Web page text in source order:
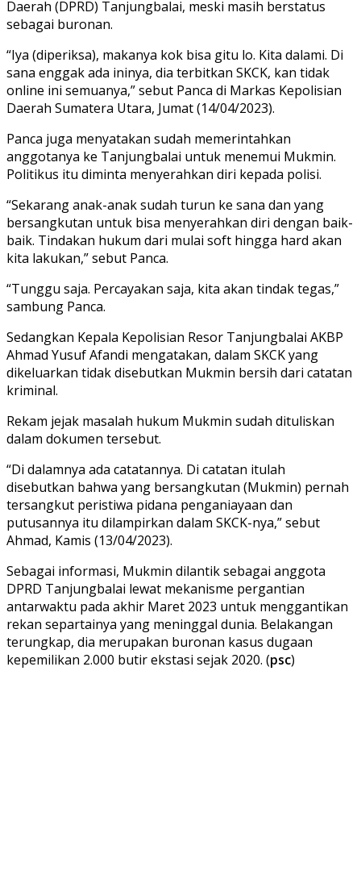
Daerah (DPRD) Tanjungbalai, meski masih berstatus
sebagai buronan.
“Iya (diperiksa), makanya kok bisa gitu lo. Kita dalami. Di
sana enggak ada ininya, dia terbitkan SKCK, kan tidak
online ini semuanya,” sebut Panca di Markas Kepolisian
Daerah Sumatera Utara, Jumat (14/04/2023).
Panca juga menyatakan sudah memerintahkan
anggotanya ke Tanjungbalai untuk menemui Mukmin.
Politikus itu diminta menyerahkan diri kepada polisi.
“Sekarang anak-anak sudah turun ke sana dan yang
bersangkutan untuk bisa menyerahkan diri dengan baik-
baik. Tindakan hukum dari mulai soft hingga hard akan
kita lakukan,” sebut Panca.
“Tunggu saja. Percayakan saja, kita akan tindak tegas,”
sambung Panca.
Sedangkan Kepala Kepolisian Resor Tanjungbalai AKBP
Ahmad Yusuf Afandi mengatakan, dalam SKCK yang
dikeluarkan tidak disebutkan Mukmin bersih dari catatan
kriminal.
Rekam jejak masalah hukum Mukmin sudah dituliskan
dalam dokumen tersebut.
“Di dalamnya ada catatannya. Di catatan itulah
disebutkan bahwa yang bersangkutan (Mukmin) pernah
tersangkut peristiwa pidana penganiayaan dan
putusannya itu dilampirkan dalam SKCK-nya,” sebut
Ahmad, Kamis (13/04/2023).
Sebagai informasi, Mukmin dilantik sebagai anggota
DPRD Tanjungbalai lewat mekanisme pergantian
antarwaktu pada akhir Maret 2023 untuk menggantikan
rekan separtainya yang meninggal dunia. Belakangan
terungkap, dia merupakan buronan kasus dugaan
kepemilikan 2.000 butir ekstasi sejak 2020. (psc)